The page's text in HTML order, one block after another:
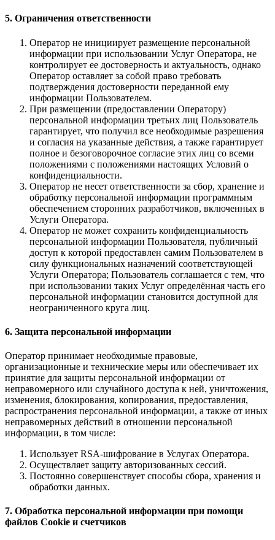
5. Ограничения ответственности
Оператор не инициирует размещение персональной
информации при использовании Услуг Оператора, не
контролирует ее достоверность и актуальность, однако
Оператор оставляет за собой право требовать
подтверждения достоверности переданной ему
информации Пользователем.
При размещении (предоставлении Оператору)
персональной информации третьих лиц Пользователь
гарантирует, что получил все необходимые разрешения
и согласия на указанные действия, а также гарантирует
полное и безоговорочное согласие этих лиц со всеми
положениями с положениями настоящих Условий о
конфиденциальности.
Оператор не несет ответственности за сбор, хранение и
обработку персональной информации программным
обеспечением сторонних разработчиков, включенных в
Услуги Оператора.
Оператор не может сохранить конфиденциальность
персональной информации Пользователя, публичный
доступ к которой предоставлен самим Пользователем в
силу функциональных назначений соответствующей
Услуги Оператора; Пользователь соглашается с тем, что
при использовании таких Услуг определённая часть его
персональной информации становится доступной для
неограниченного круга лиц.
6. Защита персональной информации
Оператор принимает необходимые правовые,
организационные и технические меры или обеспечивает их
принятие для защиты персональной информации от
неправомерного или случайного доступа к ней, уничтожения,
изменения, блокирования, копирования, предоставления,
распространения персональной информации, а также от иных
неправомерных действий в отношении персональной
информации, в том числе:
Использует RSA-шифрование в Услугах Оператора.
Осуществляет защиту авторизованных сессий.
Постоянно совершенствует способы сбора, хранения и
обработки данных.
7. Обработка персональной информации при помощи
файлов Cookie и счетчиков